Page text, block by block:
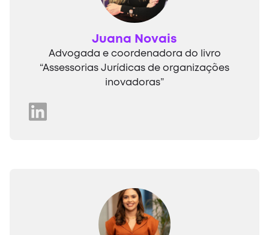
Juana Novais
Advogada e coordenadora do livro
“Assessorias Jurídicas de organizações
inovadoras”